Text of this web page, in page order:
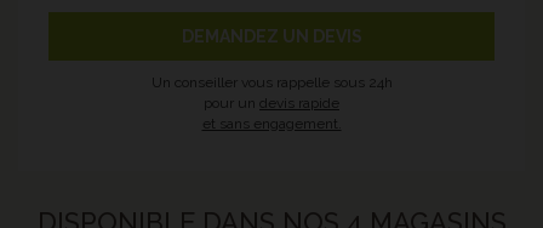
DEMANDEZ UN DEVIS
Un conseiller vous rappelle sous 24h
pour un devis rapide
et sans engagement.